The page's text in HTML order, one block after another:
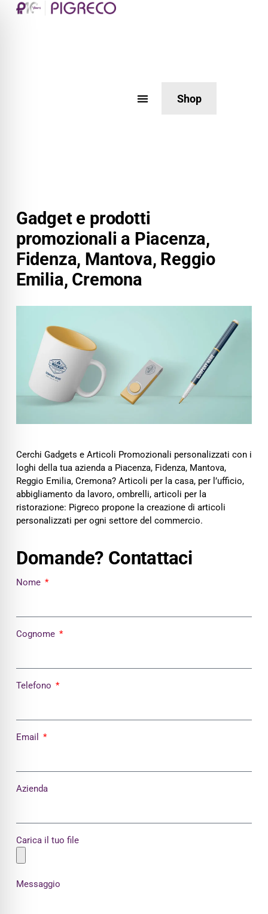
Shop
Gadget e prodotti
promozionali a Piacenza,
Fidenza, Mantova, Reggio
Emilia, Cremona
Cerchi Gadgets e Articoli Promozionali personalizzati con i
loghi della tua azienda a Piacenza, Fidenza, Mantova,
Reggio Emilia, Cremona? Articoli per la casa, per l’ufficio,
abbigliamento da lavoro, ombrelli, articoli per la
ristorazione: Pigreco propone la creazione di articoli
personalizzati per ogni settore del commercio.
Domande? Contattaci
Nome
Cognome
Telefono
Email
Azienda
Carica il tuo file
Messaggio